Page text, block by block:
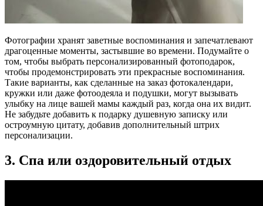
Фотографии хранят заветные воспоминания и запечатлевают
драгоценные моменты, застывшие во времени. Подумайте о
том, чтобы выбрать персонализированный фотоподарок,
чтобы продемонстрировать эти прекрасные воспоминания.
Такие варианты, как сделанные на заказ фотокалендари,
кружки или даже фотоодеяла и подушки, могут вызывать
улыбку на лице вашей мамы каждый раз, когда она их видит.
Не забудьте добавить к подарку душевную записку или
остроумную цитату, добавив дополнительный штрих
персонализации.
3. Спа или оздоровительный отдых